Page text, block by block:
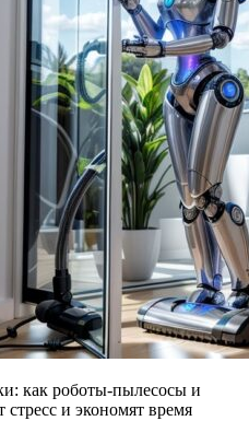
как роботы-пылесосы и
и экономят время